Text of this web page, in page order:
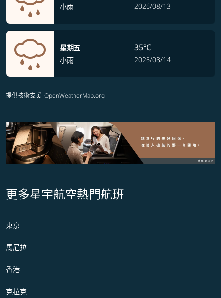
小雨
2026/08/13
星期五
小雨
35°C
2026/08/14
提供技術支援: OpenWeatherMap.org
更多星宇航空熱門航班
東京
馬尼拉
香港
克拉克